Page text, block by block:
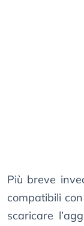
Più breve
compatibili con
scaricare